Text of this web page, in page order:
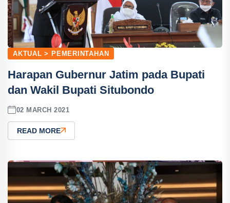
AKTUAL > PEMERINTAHAN
Harapan Gubernur Jatim pada Bupati
dan Wakil Bupati Situbondo
02 MARCH 2021
READ MORE